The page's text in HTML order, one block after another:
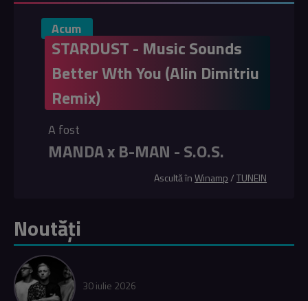
Acum
STARDUST - Music Sounds
Better Wth You (Alin Dimitriu
Remix)
A fost
MANDA x B-MAN - S.O.S.
Ascultă înWinamp/TUNEIN
Noutăți
30 iulie 2026